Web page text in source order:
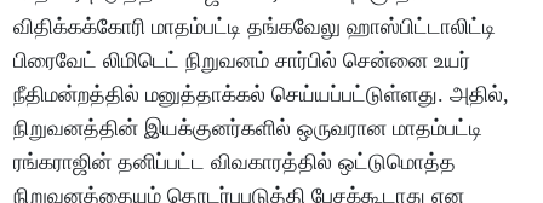
விதிக்கக்கோரி மாதம்பட்டி தங்கவேலு ஹாஸ்பிட்டாலிட்டி
பிரைவேட் லிமிடெட் நிறுவனம் சார்பில் சென்னை உயர்
நீதிமன்றத்தில் மனுத்தாக்கல் செய்யப்பட்டுள்ளது. அதில்,
நிறுவனத்தின் இயக்குனர்களில் ஒருவரான மாதம்பட்டி
ரங்கராஜின் தனிப்பட்ட விவகாரத்தில் ஒட்டுமொத்த
நிறுவனத்தையும் தொடர்புபடுத்தி பேசக்கூடாது என